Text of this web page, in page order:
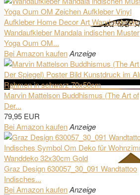
Wandaufkleber Mandala indischen Muster
Yoga Oum OM...
Bei Amazon kaufenAnzeige
Marvin Mattelson Buddhismus (The Art of
Der...
79,95 EUR
Bei Amazon kaufenAnzeige
Graz Design 630057_30_091 Wandtattoo
Indisches...
Bei Amazon kaufenAnzeige